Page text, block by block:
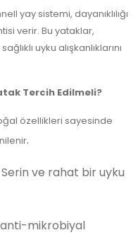
yay sistemi, dayanıklılığı
verir. Bu yataklar,
uyku alışkanlıklarını
Tercih Edilmeli?
özellikleri sayesinde
.
Serin ve rahat bir uyku
mikrobiyal